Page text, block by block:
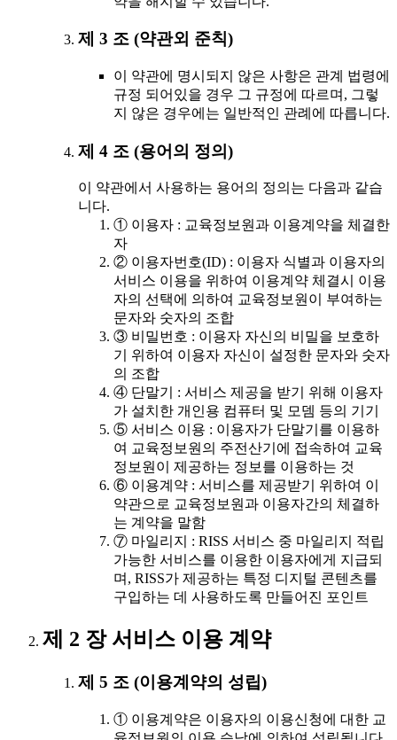
제 3 조 (약관외 준칙)
이 약관에 명시되지 않은 사항은 관계 법령에
규정 되어있을 경우 그 규정에 따르며, 그렇
지 않은 경우에는 일반적인 관례에 따릅니다.
제 4 조 (용어의 정의)
이 약관에서 사용하는 용어의 정의는 다음과 같습
니다.
① 이용자 : 교육정보원과 이용계약을 체결한
자
② 이용자번호(ID) : 이용자 식별과 이용자의
서비스 이용을 위하여 이용계약 체결시 이용
자의 선택에 의하여 교육정보원이 부여하는
문자와 숫자의 조합
③ 비밀번호 : 이용자 자신의 비밀을 보호하
기 위하여 이용자 자신이 설정한 문자와 숫자
의 조합
④ 단말기 : 서비스 제공을 받기 위해 이용자
가 설치한 개인용 컴퓨터 및 모뎀 등의 기기
⑤ 서비스 이용 : 이용자가 단말기를 이용하
여 교육정보원의 주전산기에 접속하여 교육
정보원이 제공하는 정보를 이용하는 것
⑥ 이용계약 : 서비스를 제공받기 위하여 이
약관으로 교육정보원과 이용자간의 체결하
는 계약을 말함
⑦ 마일리지 : RISS 서비스 중 마일리지 적립
가능한 서비스를 이용한 이용자에게 지급되
며, RISS가 제공하는 특정 디지털 콘텐츠를
구입하는 데 사용하도록 만들어진 포인트
제 2 장 서비스 이용 계약
제 5 조 (이용계약의 성립)
① 이용계약은 이용자의 이용신청에 대한 교